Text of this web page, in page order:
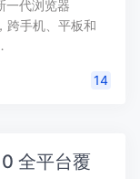
一代浏览器
跨手机、平板和
14
全平台覆